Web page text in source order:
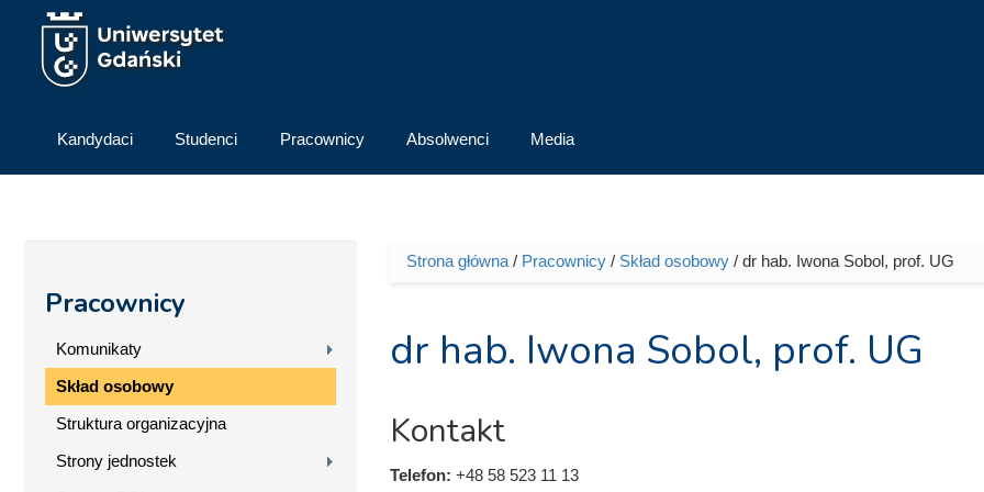
Przejdź do treści
Kandydaci Studenci Pracownicy Absolwenci Media
Pracownicy
Komunikaty
Skład osobowy
Struktura organizacyjna
Strony jednostek
Jesteś tutaj
Strona główna/ Pracownicy/ Skład osobowy/ dr hab. Iwona Sobol, prof. UG
dr hab. Iwona Sobol, prof. UG
Kontakt
Telefon: +48 58 523 11 13